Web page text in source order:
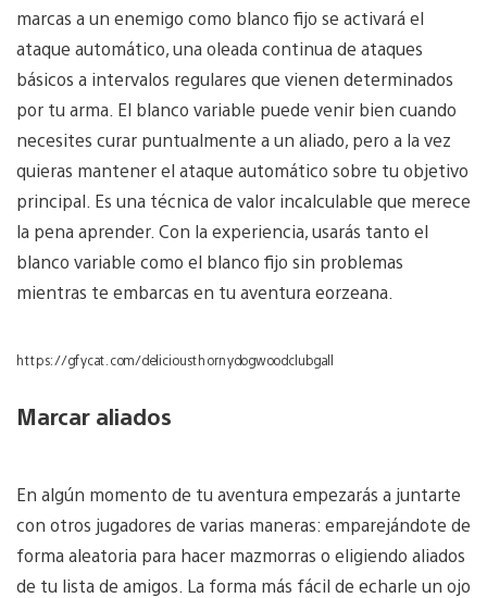
marcas a un enemigo como blanco fijo se activará el
ataque automático, una oleada continua de ataques
básicos a intervalos regulares que vienen determinados
por tu arma. El blanco variable puede venir bien cuando
necesites curar puntualmente a un aliado, pero a la vez
quieras mantener el ataque automático sobre tu objetivo
principal. Es una técnica de valor incalculable que merece
la pena aprender. Con la experiencia, usarás tanto el
blanco variable como el blanco fijo sin problemas
mientras te embarcas en tu aventura eorzeana.
https://gfycat.com/deliciousthornydogwoodclubgall
Marcar aliados
En algún momento de tu aventura empezarás a juntarte
con otros jugadores de varias maneras: emparejándote de
forma aleatoria para hacer mazmorras o eligiendo aliados
de tu lista de amigos. La forma más fácil de echarle un ojo